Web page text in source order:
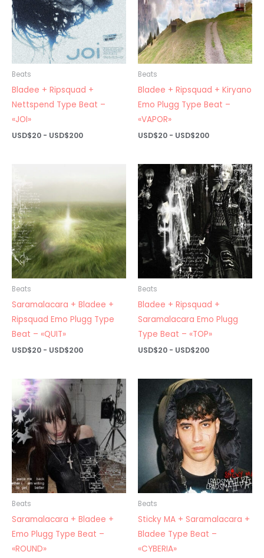
Beats
Bladee + Ripsquad +
Nettspend Type Beat –
«JOI»
USD$20 - USD$200Rango
Beats
Bladee + Ripsquad + Kiryano
Emo Plugg Type Beat –
«VAPOR»
USD$20 - USD$200Rango
desde
USD$20
hasta
USD$200
Beats
Saramalacara + Bladee +
Ripsquad Emo Plugg Type
Beat – «QUIT»
USD$20 - USD$200Rango
desde
USD$20
hasta
USD$200
Beats
Bladee + Ripsquad +
Saramalacara Emo Plugg
Type Beat – «TOP»
USD$20 - USD$200Rango
desde
USD$20
hasta
USD$200
Beats
Saramalacara + Bladee +
Emo Plugg Type Beat –
«ROUND»
Beats
Sticky MA + Saramalacara +
Bladee Type Beat –
«CYBERIA»